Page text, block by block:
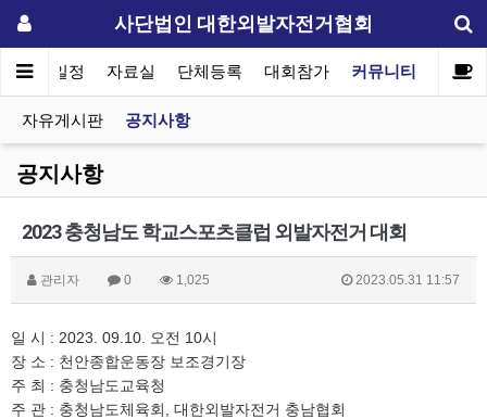
사단법인 대한외발자전거협회
협회일정 자료실 단체등록 대회참가 커뮤니티
자유게시판 공지사항
공지사항
2023 충청남도 학교스포츠클럽 외발자전거 대회
관리자 0 1,025 2023.05.31 11:57
일 시 : 2023. 09.10. 오전 10시
장 소 : 천안종합운동장 보조경기장
주 최 : 충청남도교육청
주 관 : 충청남도체육회, 대한외발자전거 충남협회